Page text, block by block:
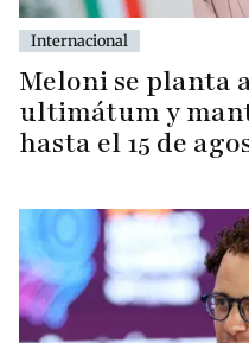
Internacional
Meloni se planta
ultimátum y
hasta el 15 de